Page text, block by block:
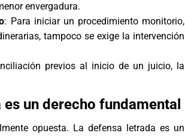
envergadura.
: Para iniciar un procedimiento monitorio,
tampoco se exige la intervención
previos al inicio de un juicio, la
un derecho fundamental
opuesta. Ladefensa letrada es un